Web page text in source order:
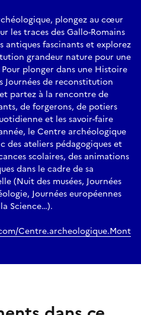
plongez au cœur
les traces des Gallo-Romains
antiques fascinants et explorez
grandeur nature pour une
plonger dans une Histoire
Journées de reconstitution
partez à la rencontre de
de forgerons, de potiers
et les savoir-faire
le Centre archéologique
des ateliers pédagogiques et
scolaires, des animations
dans le cadre de sa
(Nuit des musées, Journées
Journées européennes
Science…).
Centre.archeologique.Mont